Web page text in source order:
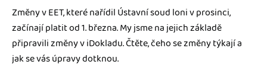
Změny v EET, které nařídil Ústavní soud loni v prosinci,
začínají platit od 1. března. My jsme na jejich základě
připravili změny v iDokladu. Čtěte, čeho se změny týkají a
jak se vás úpravy dotknou.